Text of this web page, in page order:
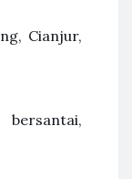
Cianjur,